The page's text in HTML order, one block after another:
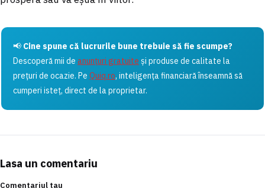
📢 Cine spune că lucrurile bune trebuie să fie scumpe?
Descoperă mii de anunțuri gratuite și produse de calitate la
prețuri de ocazie. Pe Quiq.ro, inteligența financiară înseamnă să
cumperi isteț, direct de la proprietar.
Lasa un comentariu
Comentariul tau